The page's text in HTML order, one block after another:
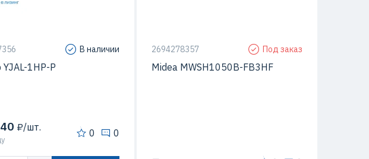
В наличии
1HP-P
₽/шт. 0 0
2694278357 Под заказ
Midea MWSH1050B-FB3HF